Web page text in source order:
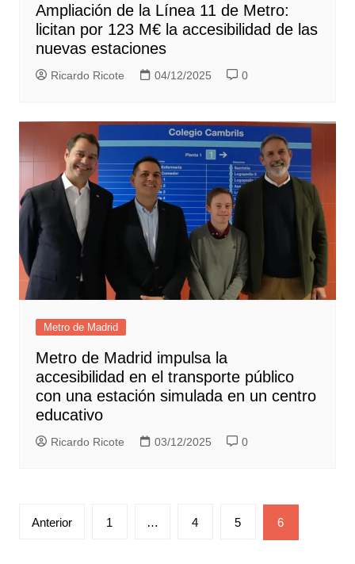
Ampliación de la Línea 11 de Metro:
licitan por 123 M€ la accesibilidad de las
nuevas estaciones
Ricardo Ricote 04/12/2025 0
Metro de Madrid
Metro de Madrid impulsa la
accesibilidad en el transporte público
con una estación simulada en un centro
educativo
Ricardo Ricote 03/12/2025 0
Paginación
Anterior 1 … 4 5 6